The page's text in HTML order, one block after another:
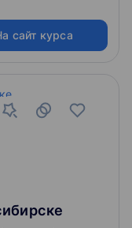
сайт курса